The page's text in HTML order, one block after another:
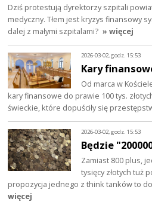
Dziś protestują dyrektorzy szpitali
medyczny. Tłem jest kryzys finansowy
dalej z małymi szpitalami? » więcej
2026-03-02, godz. 15:53
Kary
Od marca w
kary finansowe do prawie 100 tys.
świeckie, które dopuściły się
2026-03-02, godz. 15:53
Będzie
Zamiast 800 plus,
tysięcy złotych tuż
propozycja jednego z think tanków to
więcej